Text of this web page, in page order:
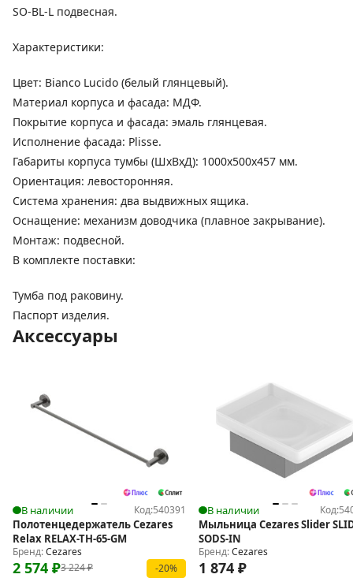
SO-BL-L подвесная.
Характеристики:
Цвет: Bianco Lucido (белый глянцевый).
Материал корпуса и фасада: МДФ.
Покрытие корпуса и фасада: эмаль глянцевая.
Исполнение фасада: Plisse.
Габариты корпуса тумбы (ШхВхД): 1000х500х457 мм.
Ориентация: левосторонняя.
Система хранения: два выдвижных ящика.
Оснащение: механизм доводчика (плавное закрывание).
Монтаж: подвесной.
В комплекте поставки:
Тумба под раковину.
Паспорт изделия.
Аксессуары
В наличии Код:540391
Полотенцедержатель Cezares
Relax RELAX-TH-65-GM
Бренд:Cezares
3 224₽
2 574 ₽ -20%
В наличии Код:
Мыльница Cezares Slider
SODS-IN
Бренд:Cezares
1 874 ₽